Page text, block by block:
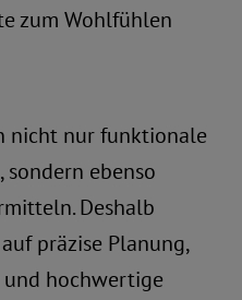
zum Wohlfühlen
nicht nur funktionale
sondern ebenso
Deshalb
präzise Planung,
hochwertige